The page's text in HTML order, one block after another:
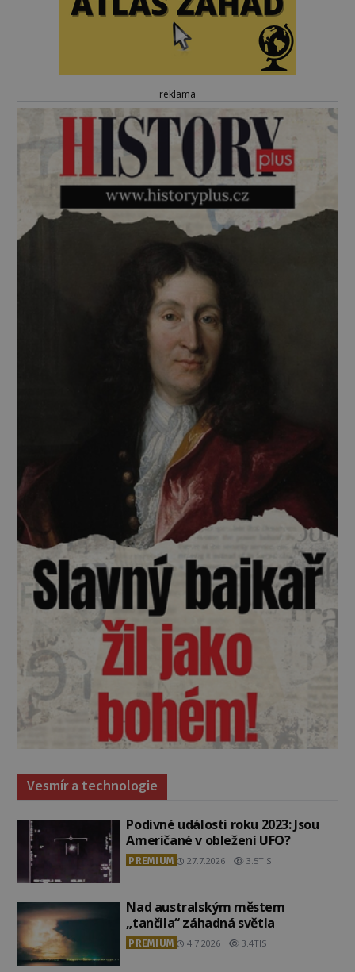
reklama
Vesmír a technologie
Podivné události roku 2023: Jsou
Američané v obležení UFO?
PREMIUM 27.7.2026 3.5TIS
Nad australským městem
„tančila“ záhadná světla
PREMIUM 4.7.2026 3.4TIS